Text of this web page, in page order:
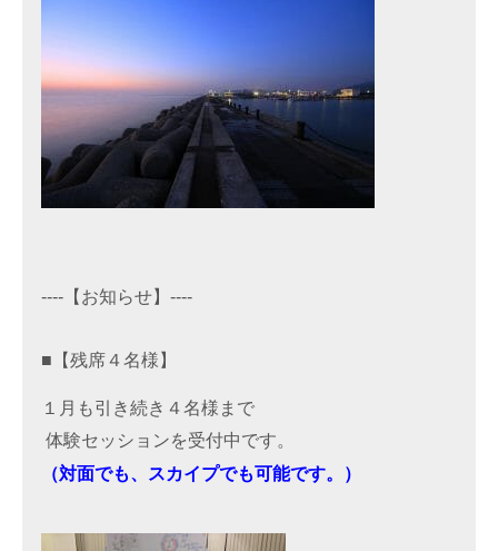
----【お知らせ】----
■【残席４名様】
１月も引き続き４名様まで
体験セッションを受付中です。
（対面でも、スカイプでも可能です。）